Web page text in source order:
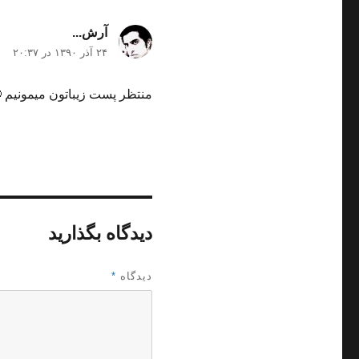
آرش...
۲۴ آذر ۱۳۹۰ در ۲۰:۳۷
منتظر پست زیباتون میمونیم
دیدگاه بگذارید
دیدگاه *